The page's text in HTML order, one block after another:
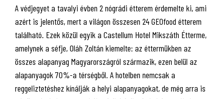
A védjegyet a tavalyi évben 2 nógrádi étterem érdemelte ki, ami
azért is jelentős, mert a világon összesen 24 GEOfood étterem
található. Ezek közül egyik a Castellum Hotel Mikszáth Étterme,
amelynek a séfje, Oláh Zoltán kiemelte: az éttermükben az
összes alapanyag Magyarországról származik, ezen belül az
alapanyagok 70%-a térségből. A hotelben nemcsak a
reggeliztetéshez kínálják a helyi alapanyagokat, de még arra is